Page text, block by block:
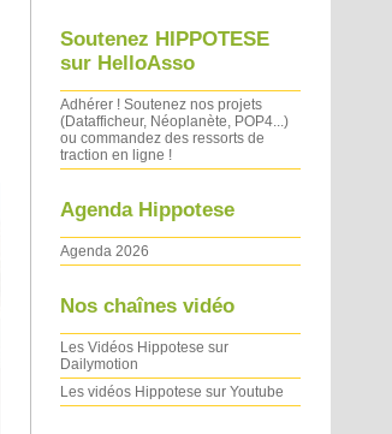
Soutenez HIPPOTESE
sur HelloAsso
Adhérer ! Soutenez nos projets
(Datafficheur, Néoplanète, POP4...)
ou commandez des ressorts de
traction en ligne !
Agenda Hippotese
Agenda 2026
Nos chaînes vidéo
Les Vidéos Hippotese sur
Dailymotion
Les vidéos Hippotese sur Youtube